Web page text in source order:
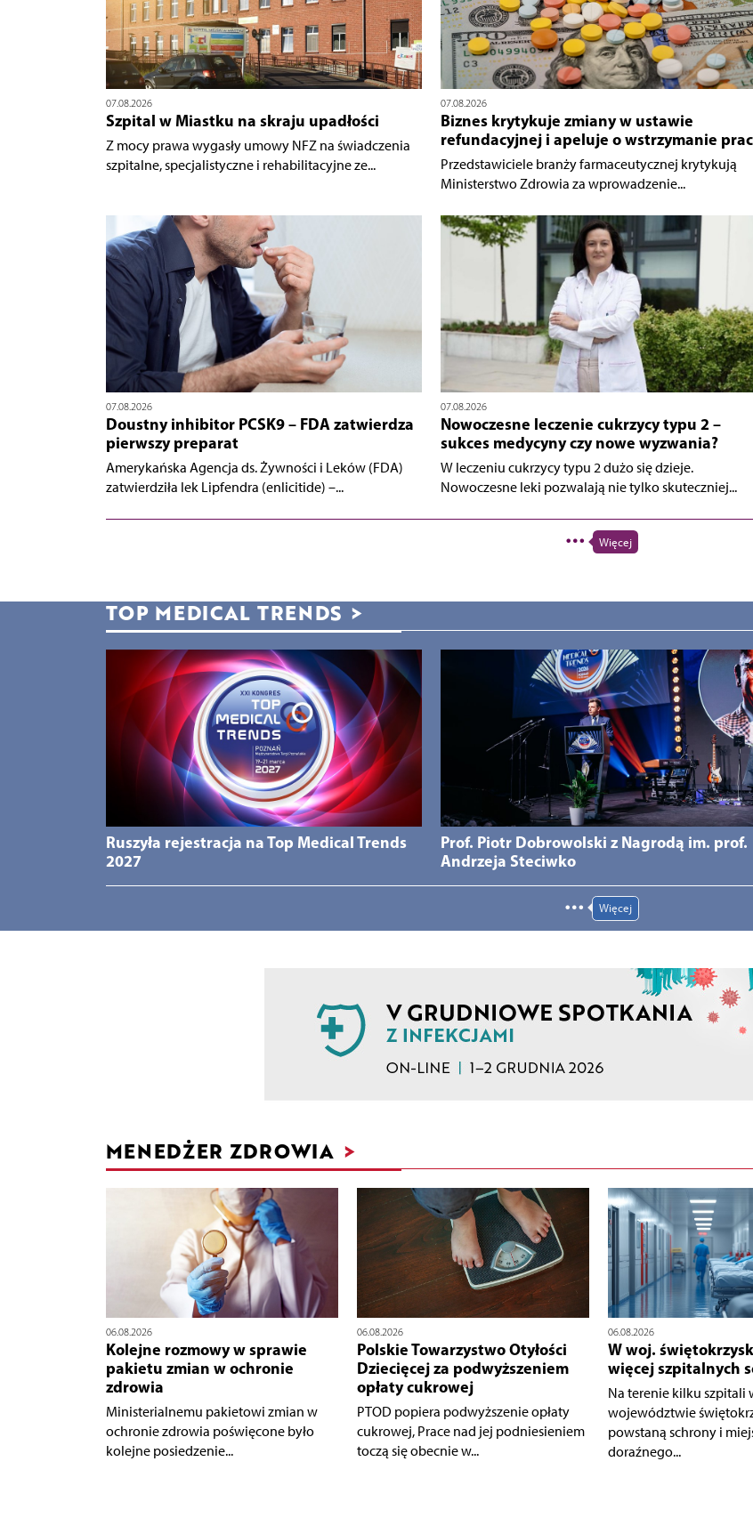
07.08.2026
Szpital w Miastku na skraju upadłości
Z mocy prawa wygasły umowy NFZ na świadczenia
szpitalne, specjalistyczne i rehabilitacyjne ze...
07.08.2026
Biznes krytykuje zmiany w ustawie
refundacyjnej i apeluje o wstrzymanie prac
Przedstawiciele branży farmaceutycznej krytykują
Ministerstwo Zdrowia za wprowadzenie...
07.08.2026
Doustny inhibitor PCSK9 – FDA zatwierdza
pierwszy preparat
Amerykańska Agencja ds. Żywności i Leków (FDA)
zatwierdziła lek Lipfendra (enlicitide) –...
07.08.2026
Nowoczesne leczenie cukrzycy typu 2 –
sukces medycyny czy nowe wyzwania?
W leczeniu cukrzycy typu 2 dużo się dzieje.
Nowoczesne leki pozwalają nie tylko skuteczniej...
Więcej
TOP MEDICAL TRENDS >
Ruszyła rejestracja na Top Medical Trends
2027
Prof. Piotr Dobrowolski z Nagrodą im. prof.
Andrzeja Steciwko
Więcej
MENEDŻER ZDROWIA >
06.08.2026
Kolejne rozmowy w sprawie
pakietu zmian w ochronie
zdrowia
Ministerialnemu pakietowi zmian w
ochronie zdrowia poświęcone było
kolejne posiedzenie...
06.08.2026
Polskie Towarzystwo Otyłości
Dziecięcej za podwyższeniem
opłaty cukrowej
PTOD popiera podwyższenie opłaty
cukrowej, Prace nad jej podniesieniem
toczą się obecnie w...
06.08.2026
W woj.
więcej szpitalnych
Na terenie kilku szpitali
województwie
powstaną schrony i
doraźnego...